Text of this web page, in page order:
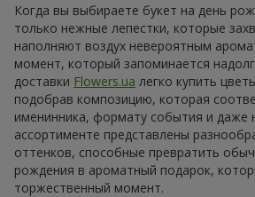
Когда вы выбираете букет на день
только нежные лепестки, которые
наполняют воздух невероятным
момент, который запоминается
доставки Flowers.ua легко купить
подобрав композицию, которая
именинника, формату события и даже
ассортименте представлены
оттенков, способные превратить
рождения в ароматный подарок,
торжественный момент.